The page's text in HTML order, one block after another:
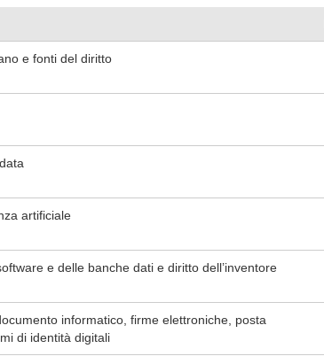
e fonti del diritto
artificiale
e delle banche dati e diritto dell’inventore
informatico, firme elettroniche, posta
di identità digitali